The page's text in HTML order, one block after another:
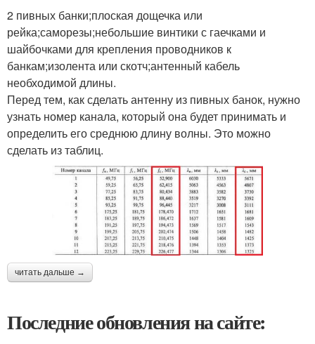
2 пивных банки;плоская дощечка или
рейка;саморезы;небольшие винтики с гаечками и
шайбочками для крепления проводников к
банкам;изолента или скотч;антенный кабель
необходимой длины.
Перед тем, как сделать антенну из пивных банок, нужно
узнать номер канала, который она будет принимать и
определить его среднюю длину волны. Это можно
сделать из таблиц.
читать дальше →
Последние обновления на сайте: